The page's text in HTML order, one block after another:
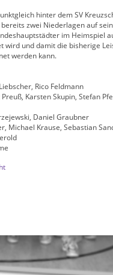
hinter dem SV
zwei Niederlagen auf
im Heimspiel
wird und damit die bisherige
werden kann.
Rico Feldmann
Karsten Skupin, Stefan
Daniel Graubner
Michael Krause, Sebastian